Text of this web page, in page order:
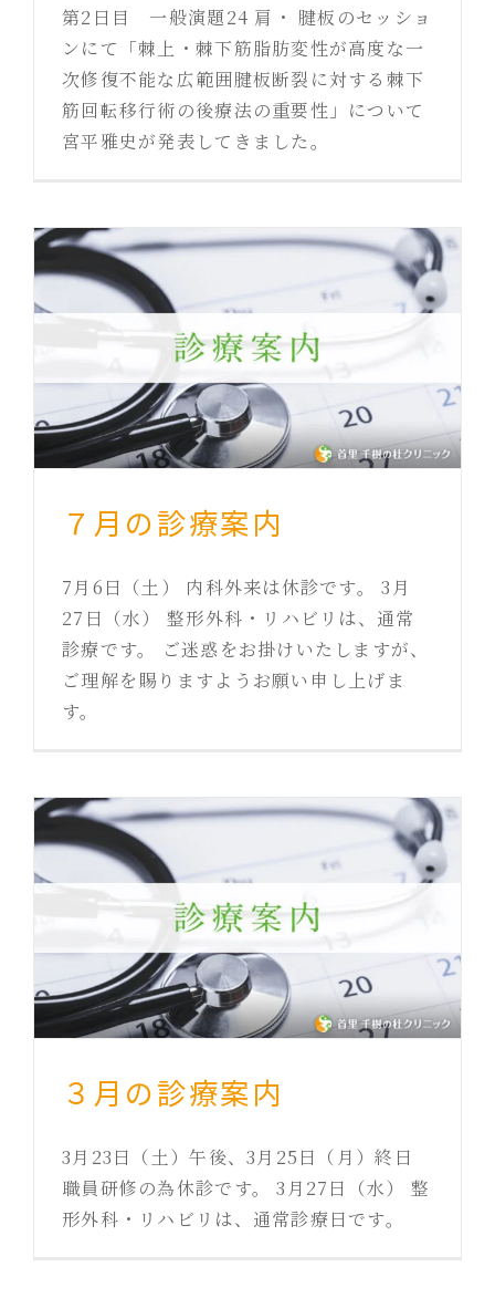
第2日目 一般演題24 肩・ 腱板のセッショ
ンにて「棘上・棘下筋脂肪変性が高度な一
次修復不能な広範囲腱板断裂に対する棘下
筋回転移行術の後療法の重要性」について
宮平雅史が発表してきました。
７月の診療案内
7月6日（土） 内科外来は休診です。 3月
27日（水） 整形外科・リハビリは、通常
診療です。 ご迷惑をお掛けいたしますが、
ご理解を賜りますようお願い申し上げま
す。
３月の診療案内
3月23日（土）午後、3月25日（月）終日
職員研修の為休診です。 3月27日（水） 整
形外科・リハビリは、通常診療日です。